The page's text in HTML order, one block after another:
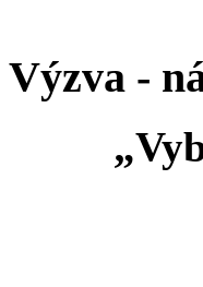
Výzva -